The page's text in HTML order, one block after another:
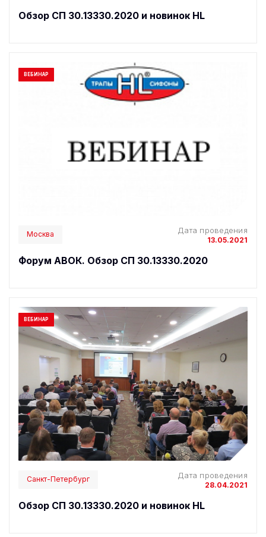
Обзор СП 30.13330.2020 и новинок HL
ВЕБИНАР
Москва Дата проведения
13.05.2021
Форум АВОК. Обзор СП 30.13330.2020
ВЕБИНАР
Санкт-Петербург Дата проведения
28.04.2021
Обзор СП 30.13330.2020 и новинок HL